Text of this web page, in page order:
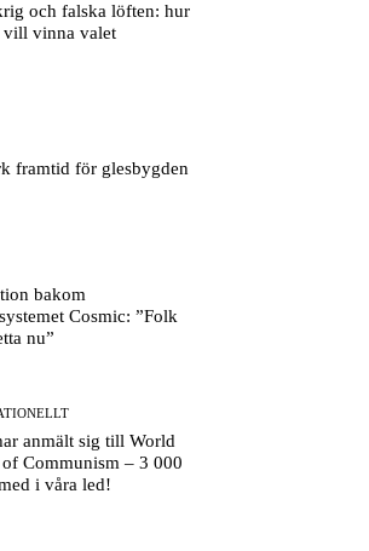
och falska löften: hur
vill vinna valet
framtid för glesbygden
bakom
Cosmic: ”Folk
nu”
anmält sig till World
Communism – 3 000
i våra led!